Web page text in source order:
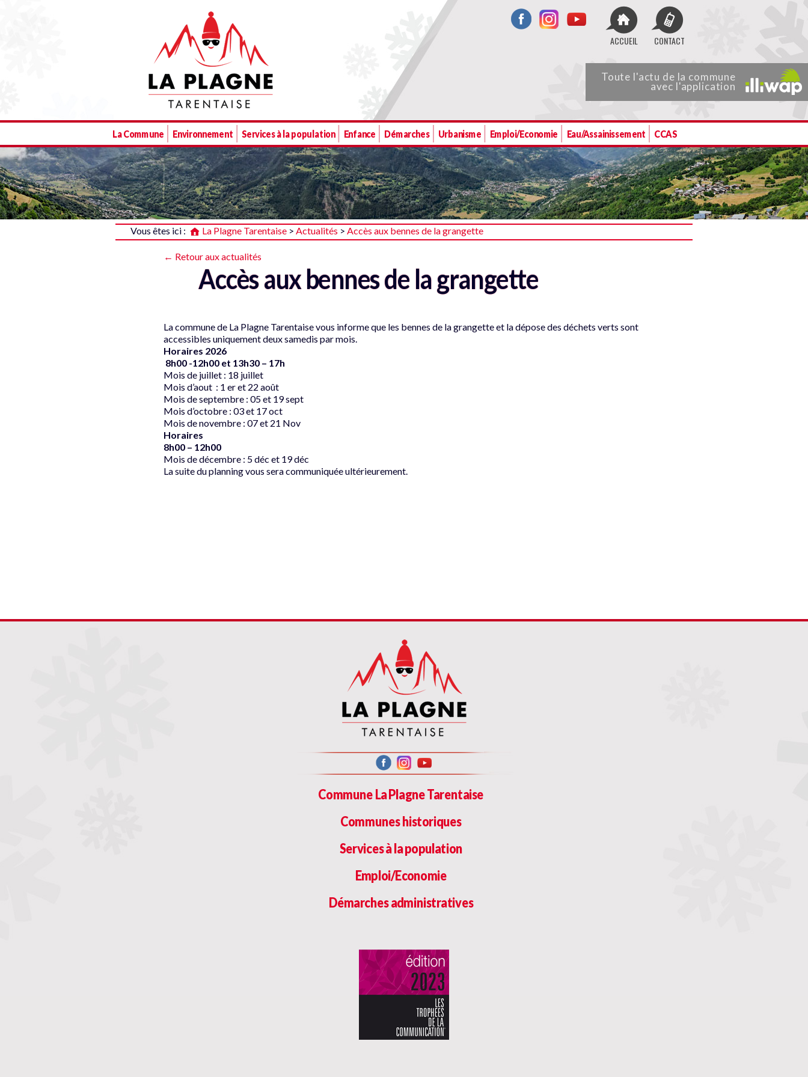
La Plagne Tarentaise
ACCUEIL CONTACT
Toute l'actu de la commune
avec l'application
La Commune Environnement Services à la population Enfance Démarches Urbanisme Emploi/Economie Eau/Assainissement CCAS
Vous êtes ici : La Plagne Tarentaise > Actualités > Accès aux bennes de la grangette
← Retour aux actualités
Accès aux bennes de la grangette
La commune de La Plagne Tarentaise vous informe que les bennes de la grangette et la dépose des déchets verts sont
accessibles uniquement deux samedis par mois.
Horaires 2026
8h00 -12h00 et 13h30 – 17h
Mois de juillet : 18 juillet
Mois d’aout : 1 er et 22 août
Mois de septembre : 05 et 19 sept
Mois d’octobre : 03 et 17 oct
Mois de novembre : 07 et 21 Nov
Horaires
8h00 – 12h00
Mois de décembre : 5 déc et 19 déc
La suite du planning vous sera communiquée ultérieurement.
Commune La Plagne Tarentaise
Communes historiques
Services à la population
Emploi/Economie
Démarches administratives